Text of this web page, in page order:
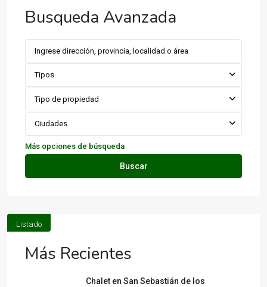
Busqueda Avanzada
Tipos
Tipo de propiedad
Ciudades
Más opciones de búsqueda
Buscar
Listado
Más Recientes
Chalet en San Sebastián de los